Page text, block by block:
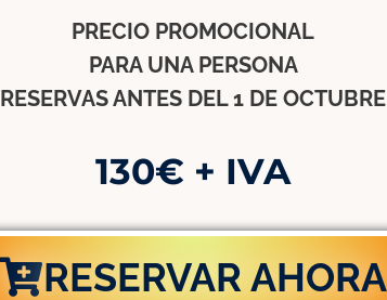
PRECIO PROMOCIONAL
PARA UNA PERSONA
RESERVAS ANTES DEL 1 DE OCTUBRE
130€ + IVA
RESERVAR AHORA